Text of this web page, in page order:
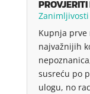
Zanimljivosti
Kupnja
najvažnijih
susreću po
ulogu, no